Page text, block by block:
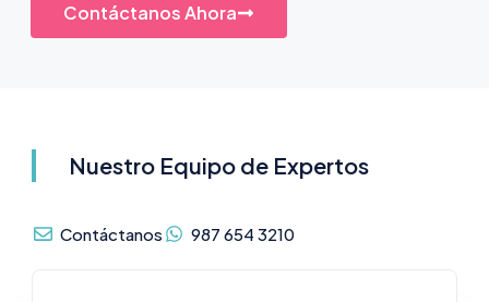
Contáctanos Ahora
Nuestro Equipo de Expertos
Contáctanos 987 654 3210